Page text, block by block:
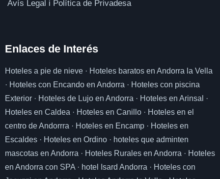
Avís Legal i Política de Privadesa
Enlaces de Interés
Hoteles a pie de nieve · Hoteles baratos en Andorra la Vella
· Hoteles con Encando en Andorra · Hoteles con piscina
Exterior · Hoteles de Lujo en Andorra · Hoteles en Arinsal
·
Hoteles en Caldea · Hoteles en Canillo · Hoteles en el
centro de Andorrra · Hoteles en Encamp · Hoteles en
Escaldes · Hoteles en Ordino · hoteles que adminten
mascotas en Andorra · Hoteles Rurales en Andorra · Hoteles
en Andorra con SPA · hotel Isard Andorra · Hoteles con